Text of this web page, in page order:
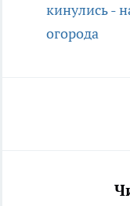
кинулись -
огорода